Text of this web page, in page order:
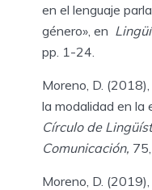
en el lenguaje
género», en
pp. 1-24.
Moreno, D.
la modalidad en la
Círculo de
Comunicación,
Moreno, D.